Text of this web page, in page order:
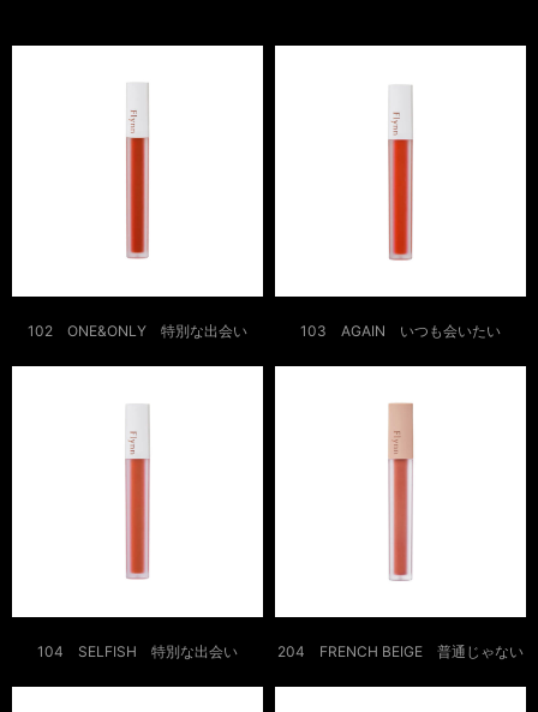
102 ONE&ONLY 特別な出会い 103 AGAIN いつも会いたい
104 SELFISH 特別な出会い 204 FRENCH BEIGE 普通じゃない